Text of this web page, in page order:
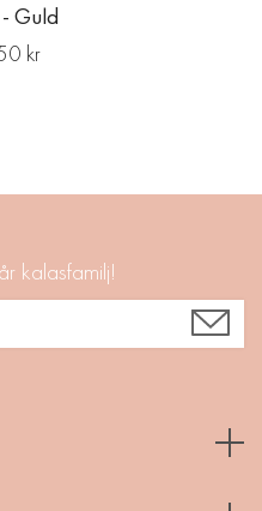
Guld
kr
kalasfamilj!